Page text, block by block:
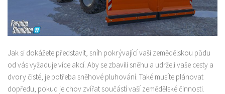
Jak si dokážete představit, sníh pokrývající vaši zemědělskou půdu
od vás vyžaduje více akcí. Aby se zbavili sněhu a udrželi vaše cesty a
dvory čisté, je potřeba sněhové pluhování. Také musíte plánovat
dopředu, pokud je chov zvířat součástí vaší zemědělské činnosti.